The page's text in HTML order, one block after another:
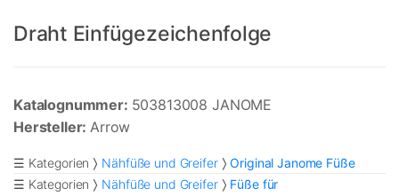
Draht Einfügezeichenfolge
Katalognummer: 503813008 JANOME
Hersteller:Arrow
☰ Kategorien Nähfüße und Greifer
Original Janome Füße
☰ Kategorien
Nähfüße und Greifer
Füße für